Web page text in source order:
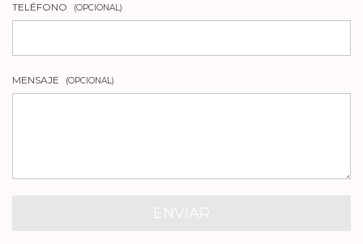
TELÉFONO (OPCIONAL)
MENSAJE (OPCIONAL)